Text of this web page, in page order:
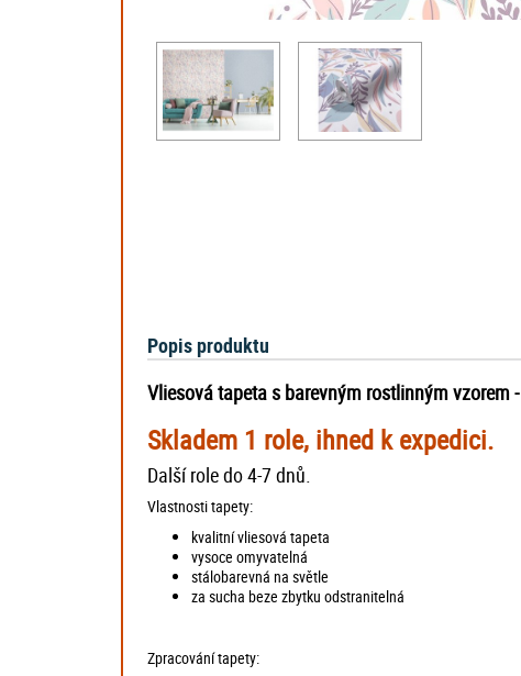
Popis produktu
Vliesová tapeta s barevným rostlinným vzorem -
Skladem 1 role, ihned k expedici.
Další role do 4-7 dnů.
Vlastnosti tapety:
kvalitní vliesová tapeta
vysoce omyvatelná
stálobarevná na světle
za sucha beze zbytku odstranitelná
Zpracování tapety: